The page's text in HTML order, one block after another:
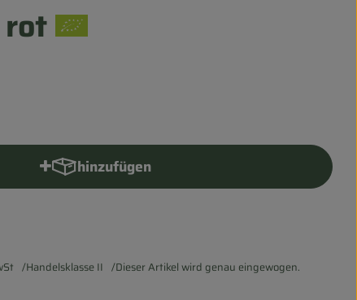
hinzufügen
Produkt zum Warenkorb hinzufügen
Handelsklasse II Dieser Artikel wird genau eingewogen.